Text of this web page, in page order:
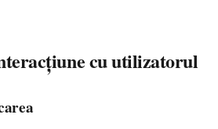
cu utilizatorul